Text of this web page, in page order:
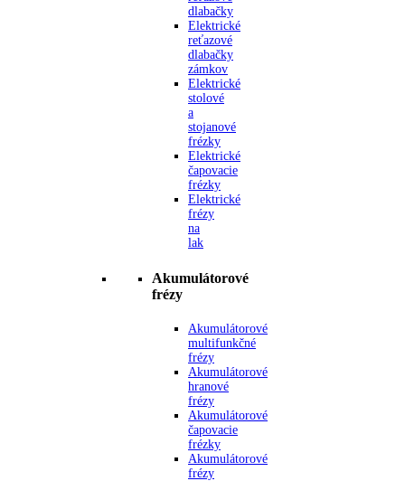
dlabačky
Elektrické
reťazové
dlabačky
zámkov
Elektrické
stolové
a
stojanové
frézky
Elektrické
čapovacie
frézky
Elektrické
frézy
na
lak
Akumulátorové
frézy
Akumulátorové
multifunkčné
frézy
Akumulátorové
hranové
frézy
Akumulátorové
čapovacie
frézky
Akumulátorové
frézy